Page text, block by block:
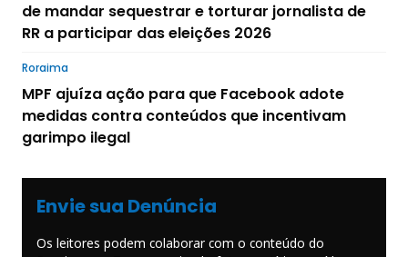
de mandar sequestrar e torturar jornalista de
RR a participar das eleições 2026
Roraima
MPF ajuíza ação para que Facebook adote
medidas contra conteúdos que incentivam
garimpo ilegal
Envie sua Denúncia
Os leitores podem colaborar com o conteúdo do